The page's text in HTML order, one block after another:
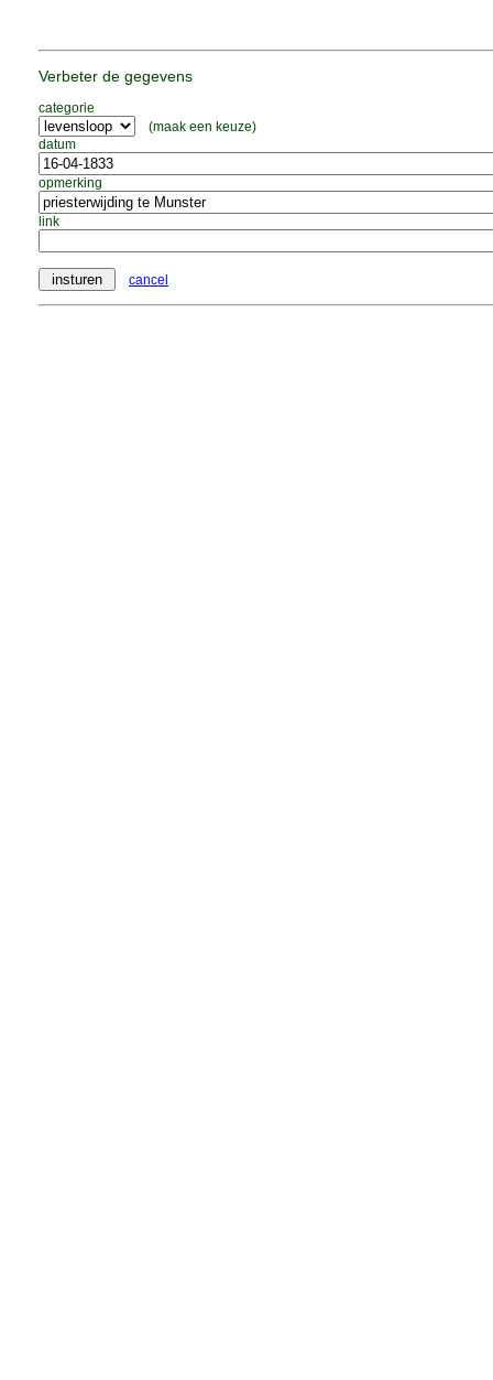
Verbeter de gegevens
categorie
(maak een keuze)
datum
opmerking
link
cancel